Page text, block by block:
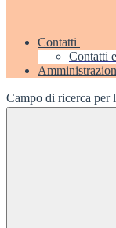
Contatti
Contatti
Campo di ricerca per